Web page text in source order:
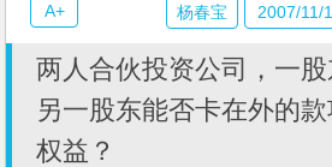
两人合伙投资公司，一股
另一股东能否卡在外的
权益？
杨春宝 2007/11/
A+